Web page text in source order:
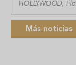
HOLLYWOOD,
Más noticias